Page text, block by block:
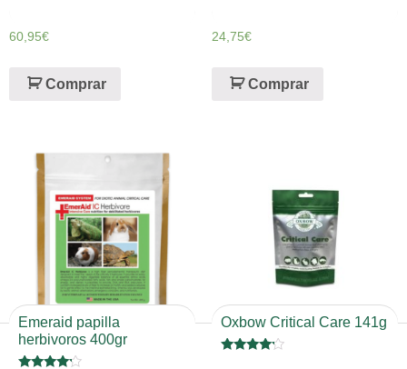
de 5
60,95€
Comprar
de 5
24,75€
Comprar
Emeraid papilla
herbivoros 400gr
Oxbow Critical Care 141g